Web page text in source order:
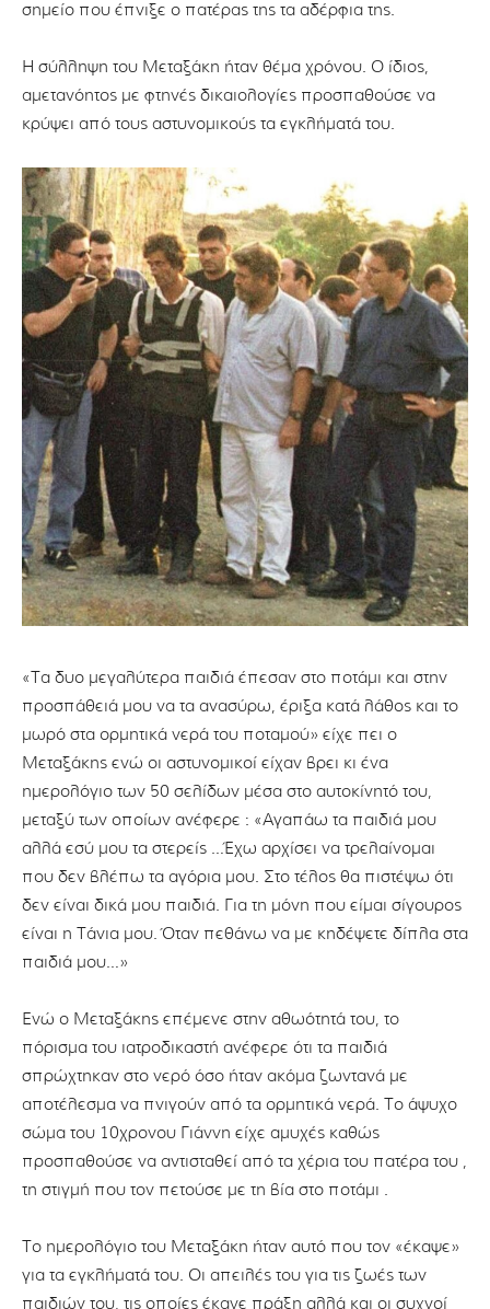
σημείο που έπνιξε ο πατέρας της τα αδέρφια της.
Η σύλληψη του Μεταξάκη ήταν θέμα χρόνου. Ο ίδιος,
αμετανόητος με φτηνές δικαιολογίες προσπαθούσε να
κρύψει από τους αστυνομικούς τα εγκλήματά του.
«Τα δυο μεγαλύτερα παιδιά έπεσαν στο ποτάμι και στην
προσπάθειά μου να τα ανασύρω, έριξα κατά λάθος και το
μωρό στα ορμητικά νερά του ποταμού» είχε πει ο
Μεταξάκης ενώ οι αστυνομικοί είχαν βρει κι ένα
ημερολόγιο των 50 σελίδων μέσα στο αυτοκίνητό του,
μεταξύ των οποίων ανέφερε : «Αγαπάω τα παιδιά μου
αλλά εσύ μου τα στερείς …Έχω αρχίσει να τρελαίνομαι
που δεν βλέπω τα αγόρια μου. Στο τέλος θα πιστέψω ότι
δεν είναι δικά μου παιδιά. Για τη μόνη που είμαι σίγουρος
είναι η Τάνια μου. Όταν πεθάνω να με κηδέψετε δίπλα στα
παιδιά μου…»
Ενώ ο Μεταξάκης επέμενε στην αθωότητά του, το
πόρισμα του ιατροδικαστή ανέφερε ότι τα παιδιά
σπρώχτηκαν στο νερό όσο ήταν ακόμα ζωντανά με
αποτέλεσμα να πνιγούν από τα ορμητικά νερά. Το άψυχο
σώμα του 10χρονου Γιάννη είχε αμυχές καθώς
προσπαθούσε να αντισταθεί από τα χέρια του πατέρα του ,
τη στιγμή που τον πετούσε με τη βία στο ποτάμι .
Το ημερολόγιο του Μεταξάκη ήταν αυτό που τον «έκαψε»
για τα εγκλήματά του. Οι απειλές του για τις ζωές των
παιδιών του, τις οποίες έκανε πράξη αλλά και οι συχνοί